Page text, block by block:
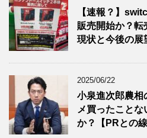
【速報？】
販売開始か？転
現状と今後の展
2025/06/22
小泉進次郎農相
メ買ったこと
か？【PRとの線